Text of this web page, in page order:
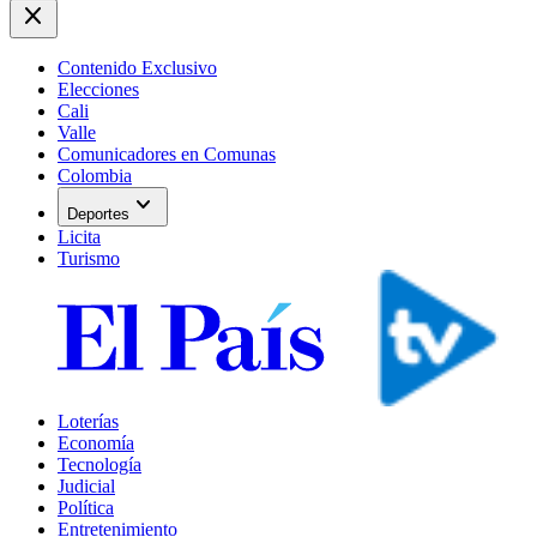
close
Contenido Exclusivo
Elecciones
Cali
Valle
Comunicadores en Comunas
Colombia
Deportes expand_more
Licita
Turismo
Loterías
Economía
Tecnología
Judicial
Política
Entretenimiento